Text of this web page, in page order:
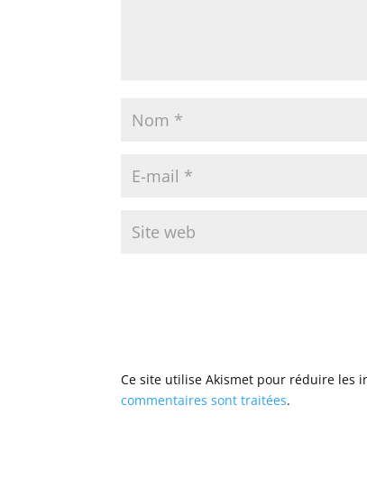
Ce site utilise Akismet pour réduire les
commentaires sont traitées.